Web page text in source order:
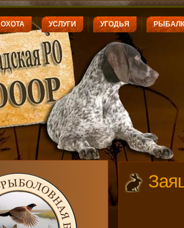
ОХОТА УСЛУГИ УГОДЬЯ